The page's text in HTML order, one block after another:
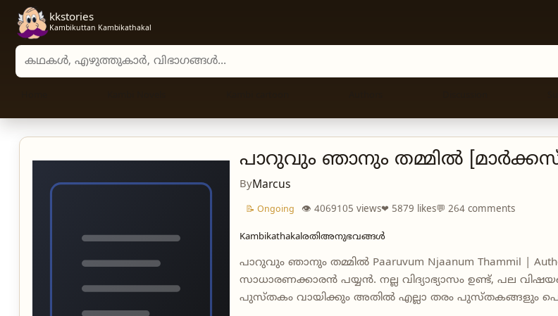
kkstories
Kambikuttan Kambikathakal
Search stories, authors, and categories
പാറുവും ഞാനും തമ്മിൽ
ByMarcus
📝 Ongoing 👁 4069105 views❤ 5879 likes💬 264 comments
Kambikathakalരതിഅനുഭവങ്ങൾ
പാറുവും ഞാനും തമ്മിൽ Paaruvum Njaanum Thammil |
സാധാരണക്കാരൻ പയ്യൻ. നല്ല വിദ്യാഭ്യാസം ഉണ്ട്, പല
പുസ്‌തകം വായിക്കും അതിൽ എല്ലാ തരം പുസ്തകങ്ങളും